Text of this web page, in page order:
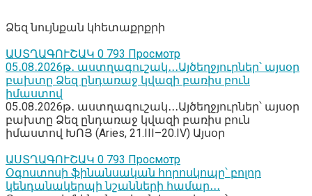
Ձեզ նույնքան կհետաքրքրի
ԱՍՏՂԱԳՈՒՇԱԿ 0 793 Просмотр
05․08․2026թ․ աստղագուշակ․․․Այծեղջյուրներ՝ այսօր
բախտը Ձեզ ընդառաջ կվազի բառիս բուն
իմաստով
05․08․2026թ․ աստղագուշակ․․․Այծեղջյուրներ՝ այսօր
բախտը Ձեզ ընդառաջ կվազի բառիս բուն
իմաստով ԽՈՅ (Aries, 21.III–20.IV) Այսօր
ԱՍՏՂԱԳՈՒՇԱԿ 0 793 Просмотр
Օգոստոսի ֆինանսական հորոսկոպը՝ բոլոր
կենդանակերպի նշանների համար․․․